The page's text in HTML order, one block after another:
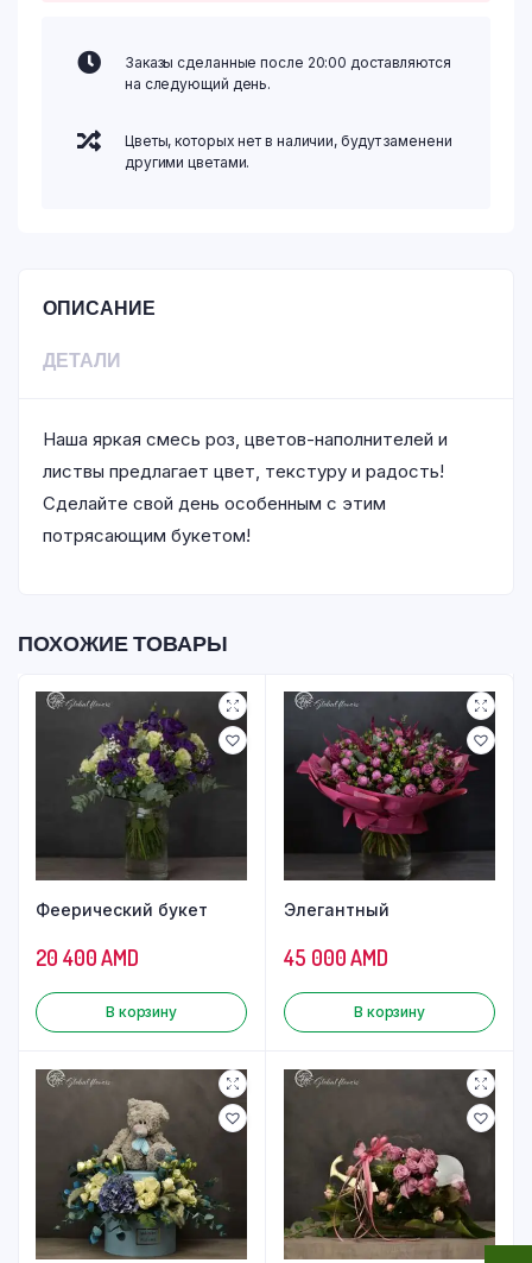
Заказы сделанные после 20:00 доставляются
на следующий день.
Цветы, которых нет в наличии, будут заменени
другими цветами.
ОПИСАНИЕ
ДЕТАЛИ
Наша яркая смесь роз, цветов-наполнителей и
листвы предлагает цвет, текстуру и радость!
Сделайте свой день особенным с этим
потрясающим букетом!
ПОХОЖИЕ ТОВАРЫ
Феерический букет
20 400AMD
В корзину
Элегантный
45 000AMD
В корзину